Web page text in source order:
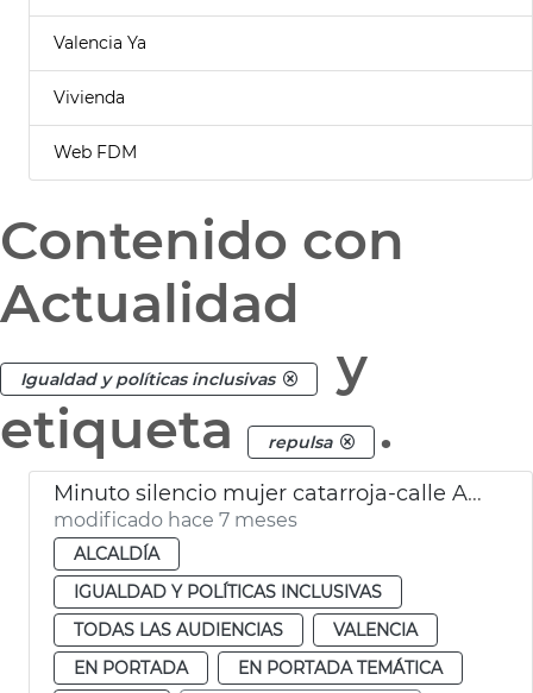
Valencia Ya
Vivienda
Web FDM
Contenido con
Actualidad
Igualdad y políticas inclusivas
y
etiqueta
repulsa .
Minuto silencio mujer catarroja-calle Ana Orantes
modificado hace 7 meses
ALCALDÍA
IGUALDAD Y POLÍTICAS INCLUSIVAS
TODAS LAS AUDIENCIAS
VALENCIA
EN PORTADA
EN PORTADA TEMÁTICA